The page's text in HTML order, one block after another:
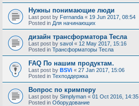
Нужны понимающие люди
Last post by Fernanda « 19 Jun 2017, 08:54
Posted in Для начинающих
дизайн трансформатора Тесла
Last post by savol « 12 May 2017, 15:16
Posted in Трансформаторы Тесла
FAQ По нашим продуктам.
Last post by BSVi « 27 Jan 2017, 15:06
Posted in Техподдержка
Вопрос по кримперу
Last post by Simplyman « 01 Oct 2016, 14:35
Posted in Оборудование